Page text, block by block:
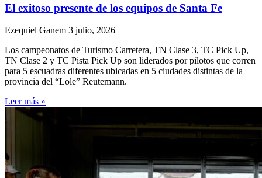
El exitoso presente de los equipos de Santa Fe
Ezequiel Ganem 3 julio, 2026
Los campeonatos de Turismo Carretera, TN Clase 3, TC Pick Up,
TN Clase 2 y TC Pista Pick Up son liderados por pilotos que corren
para 5 escuadras diferentes ubicadas en 5 ciudades distintas de la
provincia del “Lole” Reutemann.
Leer más »